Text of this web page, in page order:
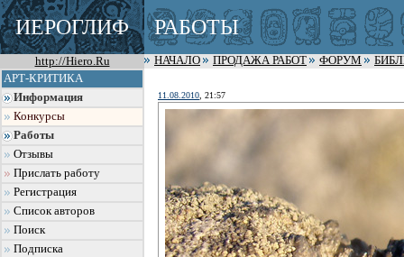
ИЕРОГЛИФ РАБОТЫ
http://Hiero.Ru НАЧАЛО ПРОДАЖА РАБОТ ФОРУМ
АРТ-КРИТИКА
Информация
Конкурсы
Работы
Отзывы
Прислать работу
Регистрация
Список авторов
Поиск
Подписка
11.08.2010 , 21:57